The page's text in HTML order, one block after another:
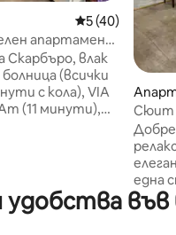
Средна
5 (40)
апартамент
наскоро
Скарбъро, влак
(всички
с кола), VIA
(11 минути),
е
Включва
Сюит
една
с
удобства